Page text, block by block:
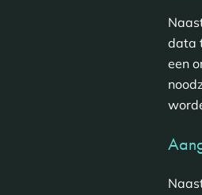
data
een